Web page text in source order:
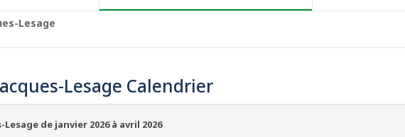
Lesage
Lesage Calendrier
de janvier 2026 à avril 2026